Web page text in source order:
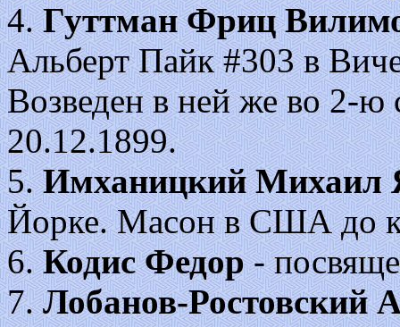
4.Гуттман Фриц
Альберт Пайк #303 в
Возведен в ней же во 2-ю
20.12.1899.
5.Имханицкий Михаил
Йорке. Масон в США до
6.Кодис Федор-
7.Лобанов-Ростовский